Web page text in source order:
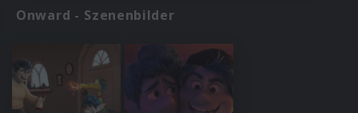
Onward - Szenenbilder